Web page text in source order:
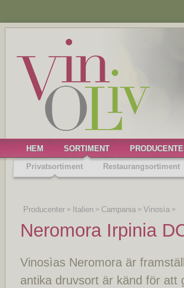
HEM SORTIMENT
Privatsortiment
Restaurangsortiment
Producenter > Italien > Campania > Vinosìa >
Neromora Irpinia
Vinosìas Neromora är
antika druvsort är känd för att